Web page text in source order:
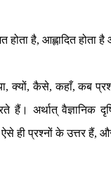
होता है, आह्लादित होता
,क्यों,कैसे,कहाँ,कब
अर्थात् वैज्ञानिक
ही प्रश्नों के उत्तर हैं,